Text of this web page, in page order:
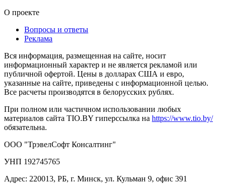
О проекте
Вопросы и ответы
Реклама
Вся информация, размещенная на сайте, носит
информационный характер и не является рекламой или
публичной офертой. Цены в долларах США и евро,
указанные на сайте, приведены с информационной целью.
Все расчеты производятся в белорусских рублях.
При полном или частичном использовании любых
материалов сайта TIO.BY гиперссылка на https://www.tio.by/
обязательна.
ООО "ТрэвелСофт Консалтинг"
УНП 192745765
Адрес: 220013, РБ, г. Минск, ул. Кульман 9, офис 391